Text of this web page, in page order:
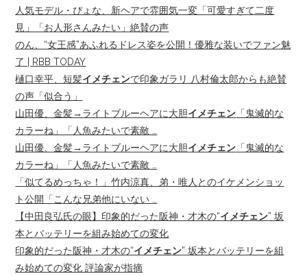
人気モデル・ぴょな、新ヘアで雰囲気一変「可愛すぎて二度
見」「お人形さんみたい」絶賛の声
のん、“女王感”あふれるドレス姿を公開！優雅な装いでファン魅
了 | RBB TODAY
樋口幸平、短髪イメチェンで印象ガラリ 八村倫太郎からも絶賛
の声「似合う」
山田優、金髪→ライトブルーヘアに大胆イメチェン 「鬼滅的な
カラーね」「人魚みたいで素敵 …
山田優、金髪→ライトブルーヘアに大胆イメチェン 「鬼滅的な
カラーね」「人魚みたいで素敵 …
「似てるめっちゃ！」竹内涼真、弟・唯人とのイケメンショッ
ト公開「こんな兄弟他にいない …
【中田良弘氏の眼】印象的だった阪神・才木の“イメチェン” 坂
本とバッテリーを組み始めての変化
印象的だった阪神・才木の“イメチェン” 坂本とバッテリーを組
み始めての変化 評論家が指摘